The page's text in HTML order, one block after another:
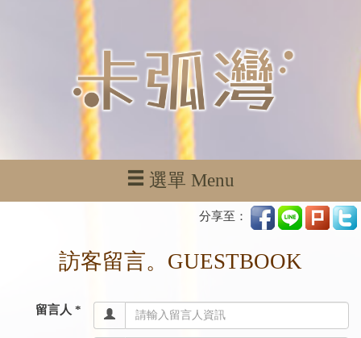
選單 Menu
分享至：
訪客留言。GUESTBOOK
留言人 *